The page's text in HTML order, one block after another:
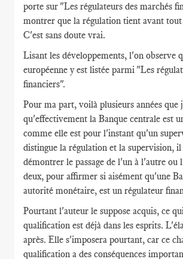
porte sur "Les régulateurs des marchés
montrer que la régulation tient avant tout
C'est sans doute vrai.
Lisant les développements, l'on observe
européenne y est listée parmi "Les
financiers".
Pour ma part, voilà plusieurs années que
qu'effectivement la Banque centrale est
comme elle est pour l'instant qu'un
distingue la régulation et la supervision,
démontrer le passage de l'un à l'autre
deux, pour affirmer si aisément qu'une
autorité monétaire, est un régulateur
Pourtant l'auteur le suppose acquis, ce
qualification est déjà dans les esprits.
après. Elle s'imposera pourtant, car ce
qualification a des conséquences